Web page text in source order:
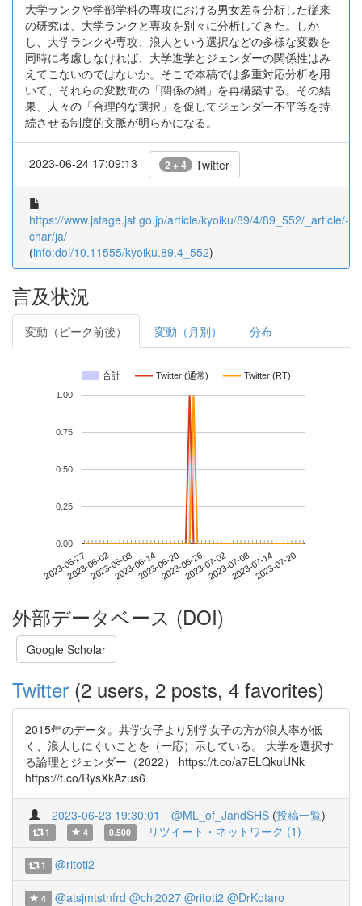
大学ランクや学部学科の専攻における男女差を分析した従来
の研究は、大学ランクと専攻を別々に分析してきた。しか
し、大学ランクや専攻、浪人という選択などの多様な変数を
同時に考慮しなければ、大学進学とジェンダーの関係性はみ
えてこないのではないか。そこで本稿では多重対応分析を用
いて、それらの変数間の「関係の網」を再構築する。その結
果、人々の「合理的な選択」を促してジェンダー不平等を持
続させる制度的文脈が明らかになる。
2023-06-24 17:09:13 2 + 4 Twitter
https://www.jstage.jst.go.jp/article/kyoiku/89/4/89_552/_article/-
char/ja/
(info:doi/10.11555/kyoiku.89.4_552)
言及状況
変動（ピーク前後） 変動（月別） 分布
合計 Twitter (通常) Twitter (RT)
2023-05-272023-06-022023-06-082023-06-142023-06-202023-06-262023-07-022023-07-082023-07-142023-07-20
0.00
0.25
0.50
0.75
1.00
外部データベース (DOI)
Google Scholar
Twitter (2 users, 2 posts, 4 favorites)
2015年のデータ。共学女子より別学女子の方が浪人率が低
く、浪人しにくいことを（一応）示している。 大学を選択す
る論理とジェンダー（2022） https://t.co/a7ELQkuUNk
https://t.co/RysXkAzus6
2023-06-23 19:30:01 @ML_of_JandSHS (投稿一覧)
1 4 0.500 リツイート・ネットワーク (1)
1 @ritoti2
4 @atsjmtstnfrd @chj2027 @ritoti2 @DrKotaro